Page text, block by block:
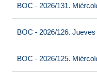
BOC - 2026/131.
BOC - 2026/126.
BOC - 2026/125.